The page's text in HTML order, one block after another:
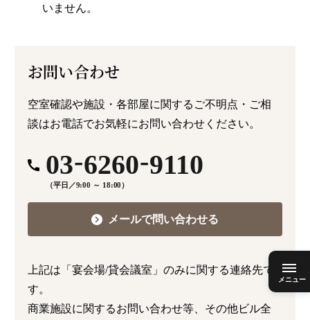
いません。
お問い合わせ
空室確認や施設・各部屋に関するご不明点・ご相
談はお電話でお気軽にお問い合わせください。
03-6260-9110
（平日／9:00 ～ 18:00）
メールで問い合わせる
上記は「宴会場/貸会議室」のみに関する連絡先で
す。
商業施設に関するお問い合わせ等、その他ビル全